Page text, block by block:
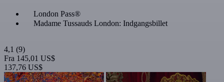
London Pass®
Madame Tussauds London: Indgangsbillet
4,1 (9)
Fra 145,01 US$
137,76 US$